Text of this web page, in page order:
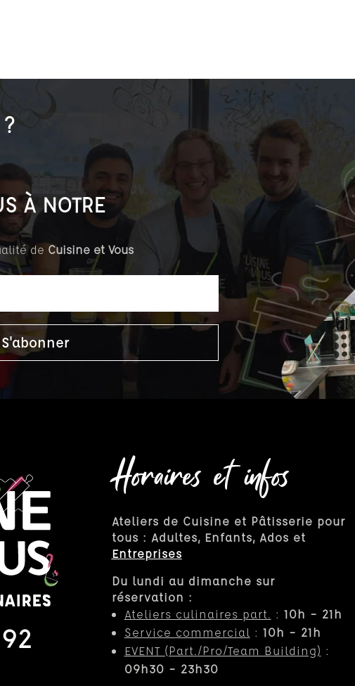
À NOTRE
de Cuisine et Vous
S'abonner
Horaires et infos
Ateliers de Cuisine et Pâtisserie pour
tous : Adultes, Enfants, Ados et
Entreprises
Du lundi au dimanche sur
réservation :
Ateliers culinaires part. : 10h – 21h
Service commercial : 10h – 21h
EVENT (Part./Pro/Team Building) :
09h30 – 23h30